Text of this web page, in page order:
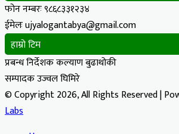
फोन नम्बरः ९८६८३३१२३४
ईमेलः ujyalogantabya@gmail.com
हाम्रो टिम
प्रबन्ध निर्देशक कल्याण बुढाथोकी
सम्पादक उज्वल घिमिरे
© Copyright 2026, All Rights Reserved |
Labs